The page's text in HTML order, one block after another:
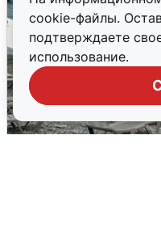
cookie-файлы.
подтверждаете
использование.